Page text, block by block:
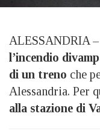
ALESSANDRIA –
l’incendio
di un treno che
Alessandria. Per
alla stazione di